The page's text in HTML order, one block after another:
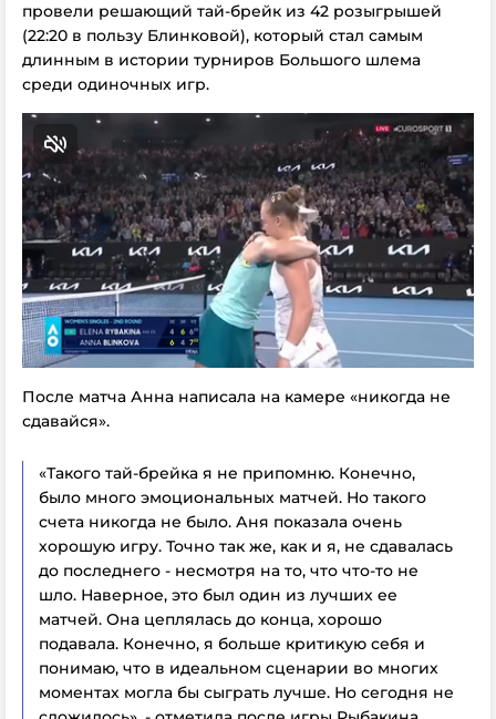
провели решающий тай-брейк из 42 розыгрышей
(22:20 в пользу Блинковой), который стал самым
длинным в истории турниров Большого шлема
среди одиночных игр.
После матча Анна написала на камере «никогда не
сдавайся».
«Такого тай-брейка я не припомню. Конечно,
было много эмоциональных матчей. Но такого
счета никогда не было. Аня показала очень
хорошую игру. Точно так же, как и я, не сдавалась
до последнего - несмотря на то, что что-то не
шло. Наверное, это был один из лучших ее
матчей. Она цеплялась до конца, хорошо
подавала. Конечно, я больше критикую себя и
понимаю, что в идеальном сценарии во многих
моментах могла бы сыграть лучше. Но сегодня не